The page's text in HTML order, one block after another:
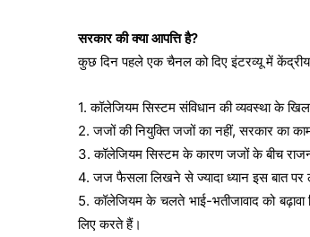
सरकार की क्या आपत्ति है?
कुछ दिन पहले एक चैनल को दिए इंटरव्यू में
1. कॉलेजियम सिस्टम संविधान की व्यवस्था के
2. जजों की नियुक्ति जजों का नहीं, सरकार का
3. कॉलेजियम सिस्टम के कारण जजों के बीच
4. जज फैसला लिखने से ज्यादा ध्यान इस बात
5. कॉलेजियम के चलते भाई-भतीजावाद को
लिए करते हैं।